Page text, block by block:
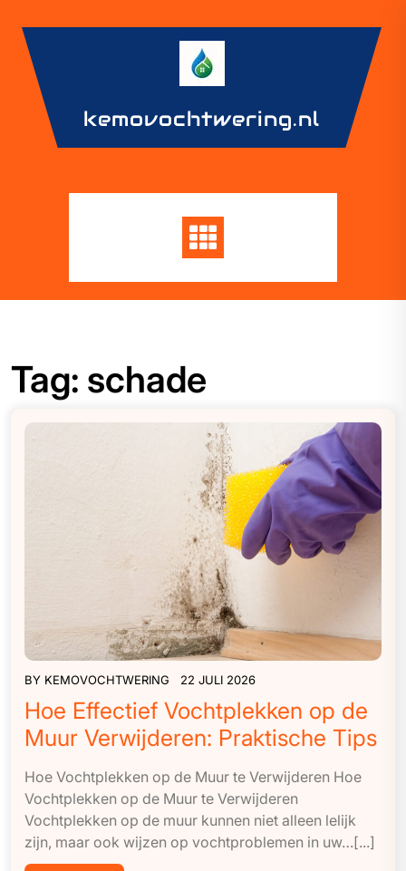
content
kemovochtwering.nl
Tag: schade
BY KEMOVOCHTWERING 22 JULI 2026
Hoe Effectief Vochtplekken op de
Muur Verwijderen: Praktische Tips
Hoe Vochtplekken op de Muur te Verwijderen Hoe
Vochtplekken op de Muur te Verwijderen
Vochtplekken op de muur kunnen niet alleen lelijk
zijn, maar ook wijzen op vochtproblemen in uw…[...]